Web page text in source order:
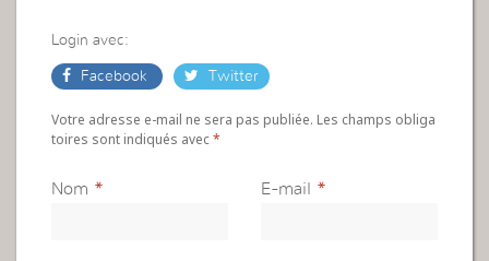
Login avec:
Facebook Twitter
Votre adresse e-mail ne sera pas publiée. Les champs obliga
toires sont indiqués avec*
Nom * E-mail *